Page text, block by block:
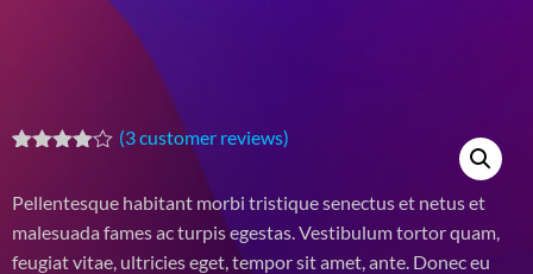
of 5
based on
customer
ratings
(3customer reviews)
Pellentesque habitant morbi tristique senectus et netus et
malesuada fames ac turpis egestas. Vestibulum tortor quam,
feugiat vitae, ultricies eget, tempor sit amet, ante. Donec eu